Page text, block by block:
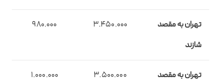
تهران به مقصد
شازند
3.450.000
980.000
تهران به مقصد
3.500.000
1.000.000